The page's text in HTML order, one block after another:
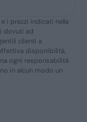
i prezzi indicati nella
dovuti ad
clienti a
disponibilità,
ogni responsabilità
in alcun modo un